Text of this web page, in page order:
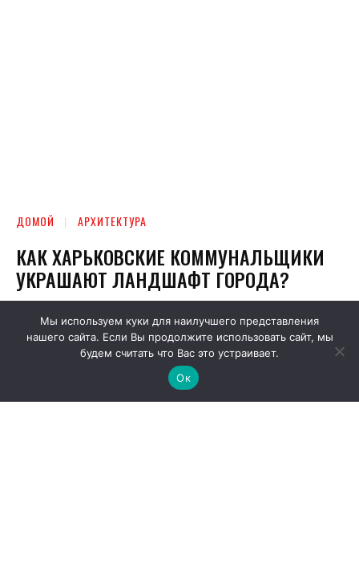
Мы используем куки для наилучшего представления
нашего сайта. Если Вы продолжите использовать сайт, мы
будем считать что Вас это устраивает.
Ок